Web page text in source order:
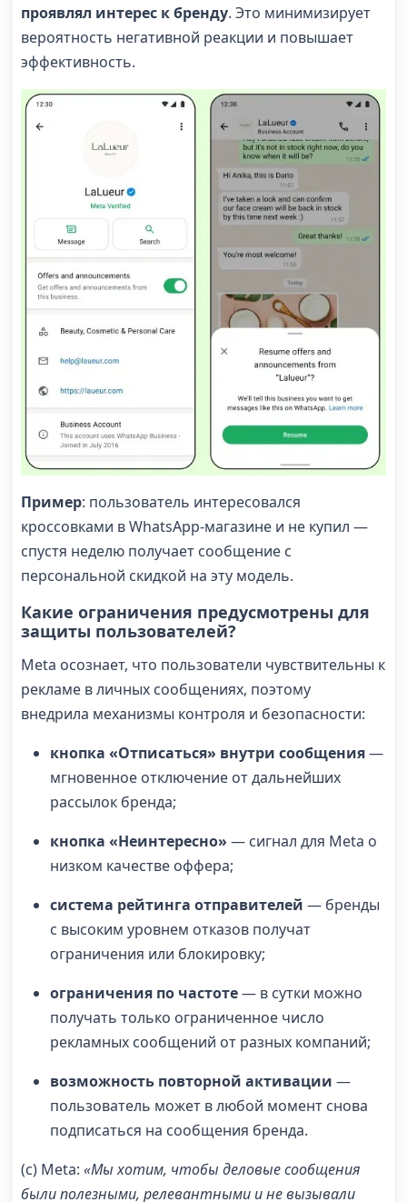
проявлял интерес к бренду. Это минимизирует
вероятность негативной реакции и повышает
эффективность.
Пример: пользователь интересовался
кроссовками в WhatsApp-магазине и не купил —
спустя неделю получает сообщение с
персональной скидкой на эту модель.
Какие ограничения предусмотрены для
защиты пользователей?
Meta осознает, что пользователи чувствительны к
рекламе в личных сообщениях, поэтому
внедрила механизмы контроля и безопасности:
кнопка «Отписаться» внутри сообщения—
мгновенное отключение от дальнейших
рассылок бренда;
кнопка «Неинтересно» — сигнал для Meta о
низком качестве оффера;
система рейтинга отправителей — бренды
с высоким уровнем отказов получат
ограничения или блокировку;
ограничения по частоте— в сутки можно
получать только ограниченное число
рекламных сообщений от разных компаний;
возможность повторной активации —
пользователь может в любой момент снова
подписаться на сообщения бренда.
(с) Meta: «Мы хотим, чтобы деловые сообщения
были полезными, релевантными и не вызывали